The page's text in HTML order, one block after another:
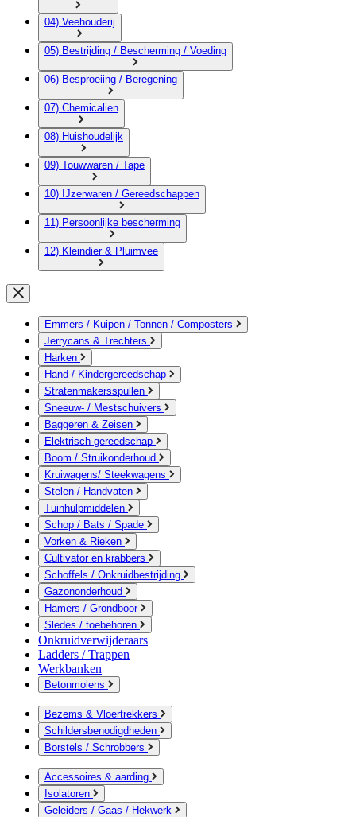
04) Veehouderij
05) Bestrijding / Bescherming / Voeding
06) Besproeiing / Beregening
07) Chemicalien
08) Huishoudelijk
09) Touwwaren / Tape
10) IJzerwaren / Gereedschappen
11) Persoonlijke bescherming
12) Kleindier & Pluimvee
Emmers / Kuipen / Tonnen / Composters
Jerrycans & Trechters
Harken
Hand-/ Kindergereedschap
Stratenmakersspullen
Sneeuw- / Mestschuivers
Baggeren & Zeisen
Elektrisch gereedschap
Boom / Struikonderhoud
Kruiwagens/ Steekwagens
Stelen / Handvaten
Tuinhulpmiddelen
Schop / Bats / Spade
Vorken & Rieken
Cultivator en krabbers
Schoffels / Onkruidbestrijding
Gazononderhoud
Hamers / Grondboor
Sledes / toebehoren
Onkruidverwijderaars
Ladders / Trappen
Werkbanken
Betonmolens
Bezems & Vloertrekkers
Schildersbenodigdheden
Borstels / Schrobbers
Accessoires & aarding
Isolatoren
Geleiders / Gaas / Hekwerk